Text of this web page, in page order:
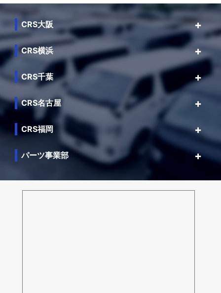
CRS大阪
CRS横浜
CRS千葉
CRS名古屋
CRS福岡
パーツ事業部